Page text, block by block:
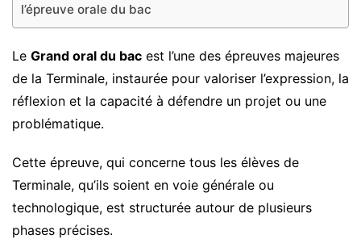
l’épreuve orale du bac
Le Grand oral du bac est l’une des épreuves majeures
de la Terminale, instaurée pour valoriser l’expression, la
réflexion et la capacité à défendre un projet ou une
problématique.
Cette épreuve, qui concerne tous les élèves de
Terminale, qu’ils soient en voie générale ou
technologique, est structurée autour de plusieurs
phases précises.